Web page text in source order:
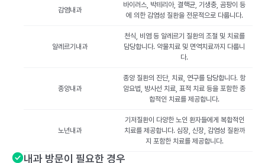
감염내과
바이러스, 박테리아, 결핵균, 기생충, 곰팡이 등
에 의한 감염성 질환을 전문적으로 다룹니다.
알레르기내과
천식, 비염 등 알레르기 질환의 조절 및 치료를
담당합니다. 약물치료 및 면역치료까지 다룹니
다.
종양내과
종양 질환의 진단, 치료, 연구를 담당합니다. 항
암요법, 방사선 치료, 표적 치료 등을 포함한 종
합적인 치료를 제공합니다.
노년내과
기저질환이 다양한 노인 환자들에게 복합적인
치료를 제공합니다. 심장, 신장, 감염성 질환까
지 포함한 치료를 제공합니다.
내과 방문이 필요한 경우